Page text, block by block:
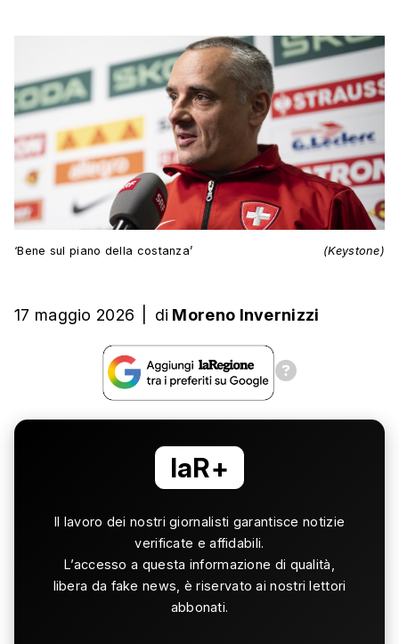
‘Bene sul piano della costanza’ (Keystone)
17 maggio 2026 di Moreno Invernizzi
laR+
Il lavoro dei nostri giornalisti garantisce notizie
verificate e affidabili.
L’accesso a questa informazione di qualità,
libera da fake news, è riservato ai nostri lettori
abbonati.